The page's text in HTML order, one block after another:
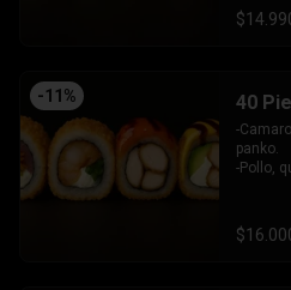
-11 % 40
-
panko.
-Pollo,
bañado
-Atun,